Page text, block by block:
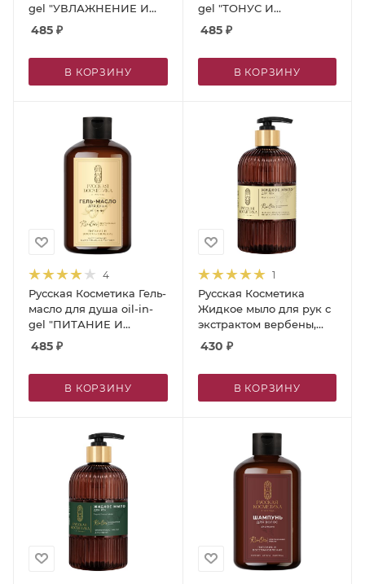
gel "УВЛАЖНЕНИЕ И
ПИТАНИЕ", 400 мл
485 ₽
В КОРЗИНУ
gel "ТОНУС И
ПИТАНИЕ", 400 мл
485₽
В КОРЗИНУ
4
Русская Косметика Гель-
масло для душа oil-in-
gel "ПИТАНИЕ И
ВОССТАНОВЛЕНИЕ",
485 ₽
В КОРЗИНУ
1
Русская Косметика
Жидкое мыло для рук с
экстрактом вербены,
500 мл
430 ₽
В КОРЗИНУ